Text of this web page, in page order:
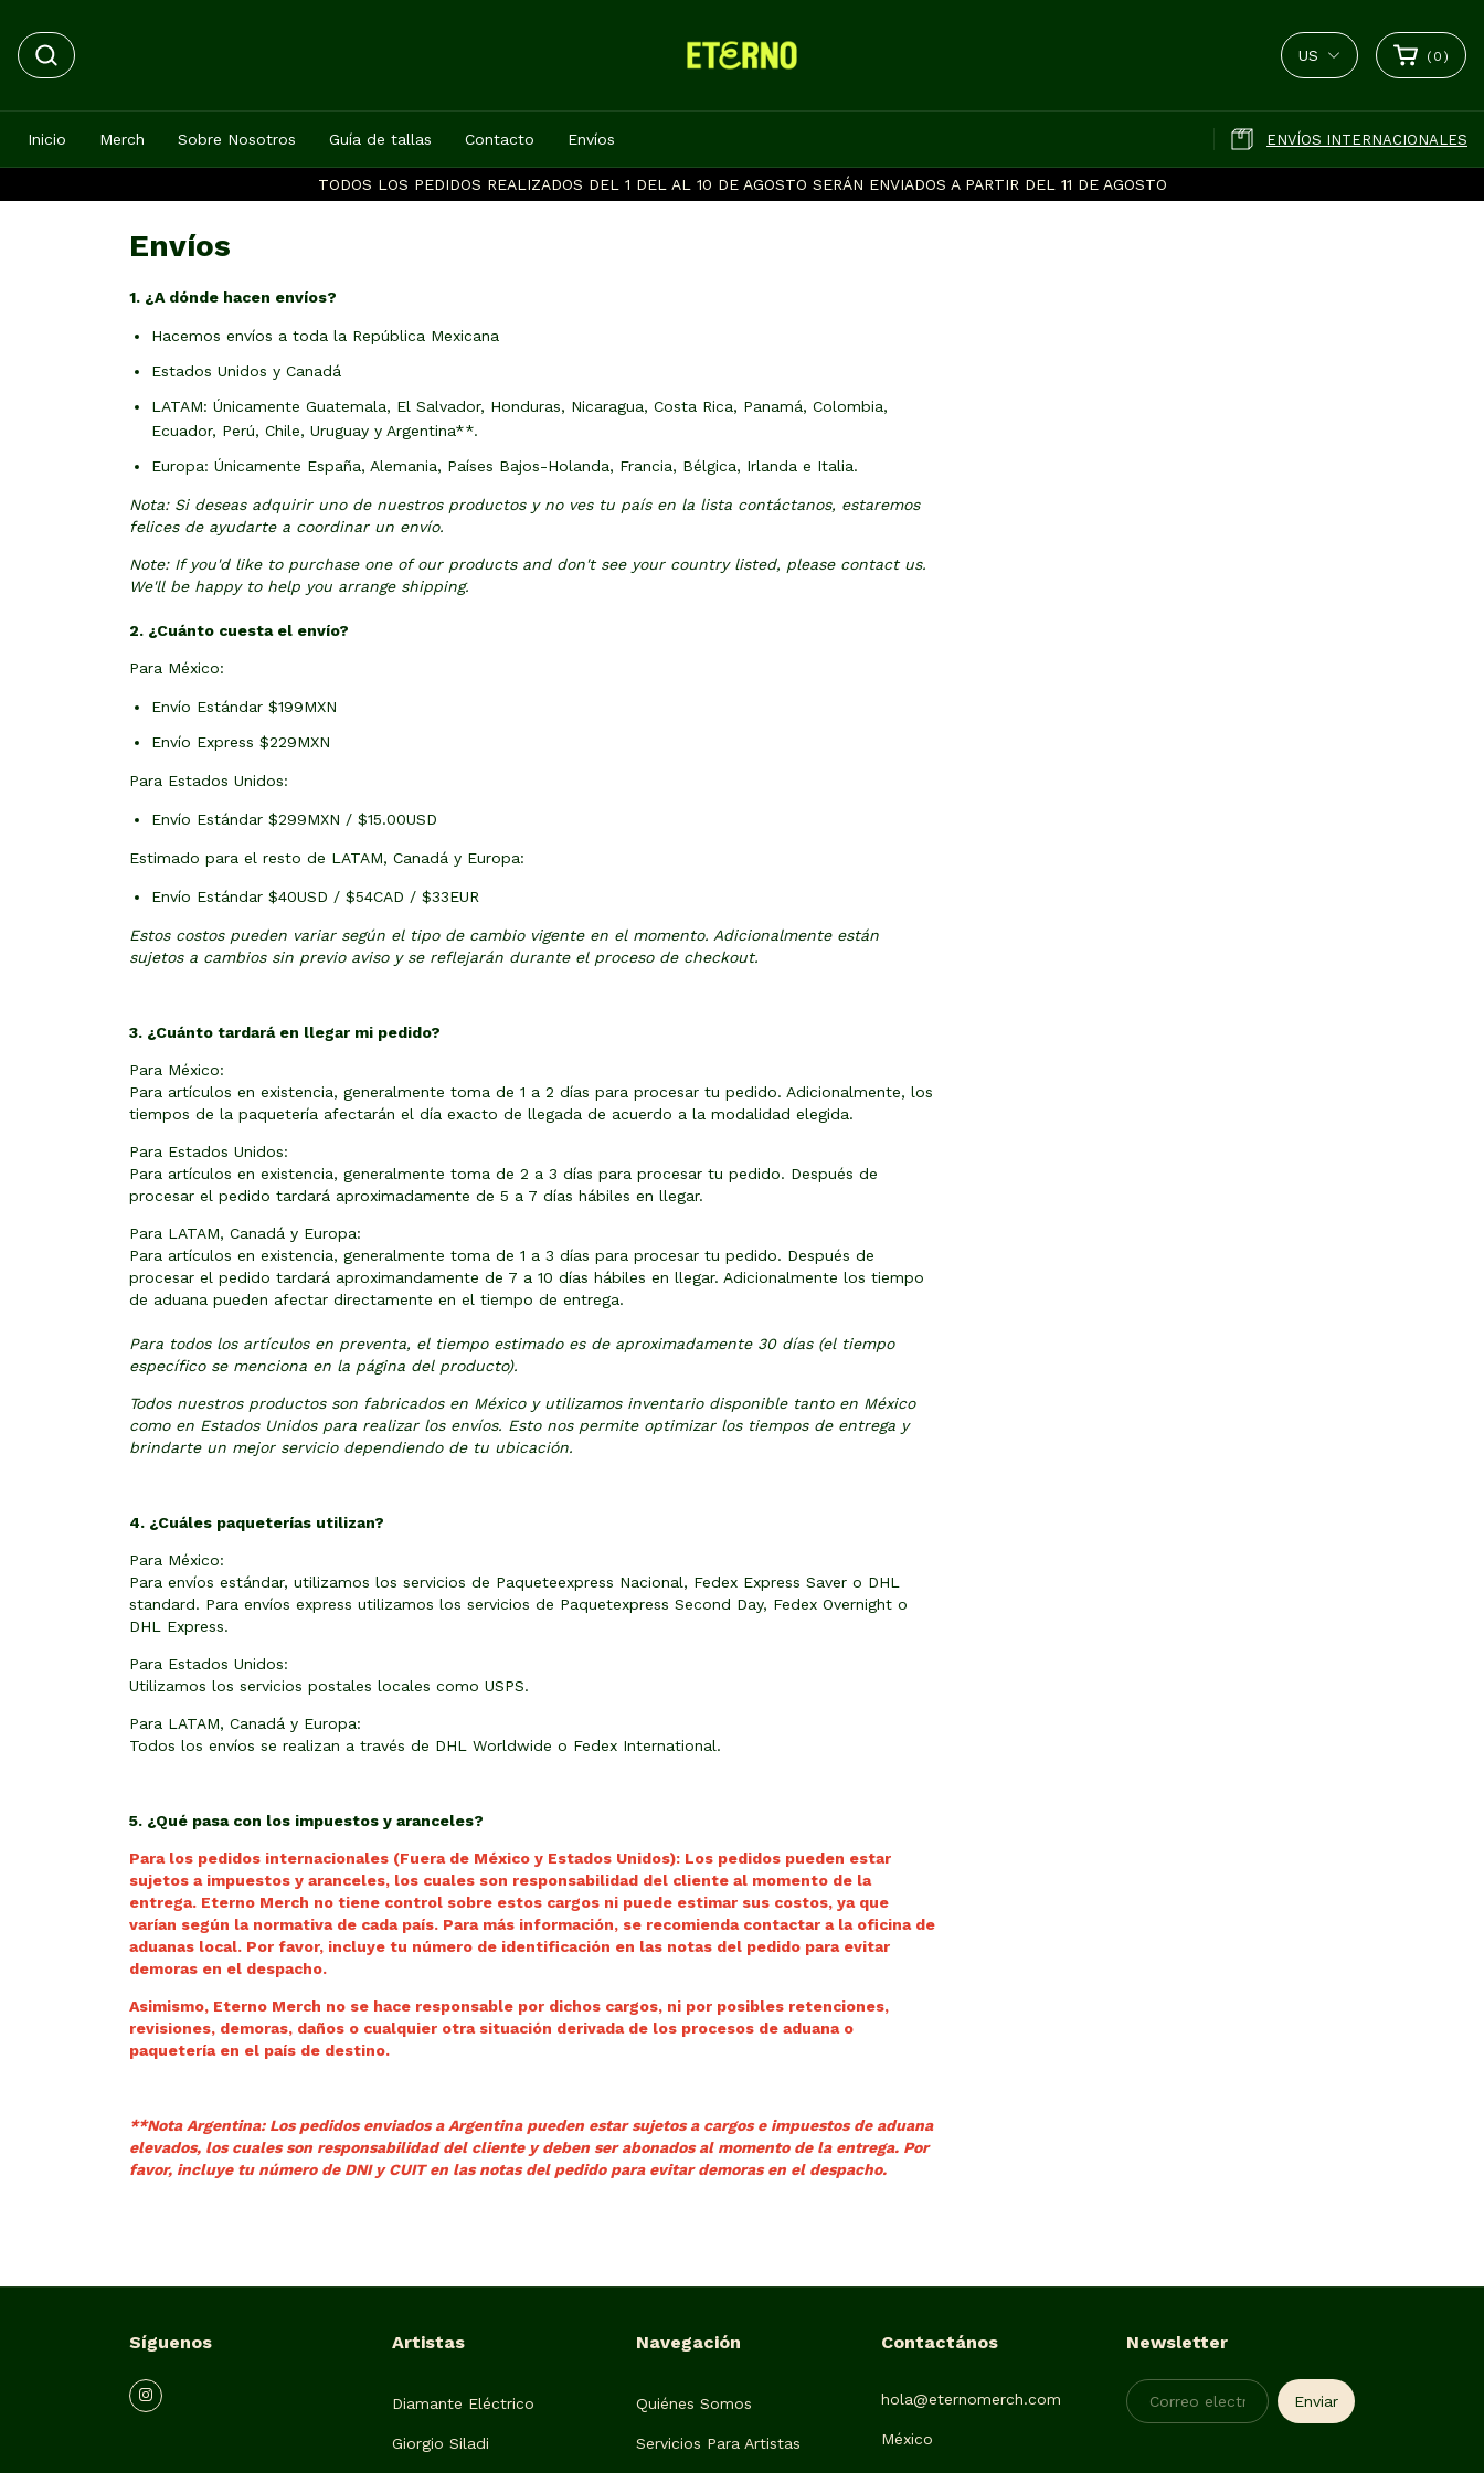
TODOS LOS PEDIDOS REALIZADOS DEL 1 DEL AL 10 DE AGOSTO SERÁN ENVIADOS A PARTIR DEL 11 DE AGOSTO
US ( 0 )
Inicio Merch Sobre Nosotros Guía de tallas Contacto Envíos ENVÍOS INTERNACIONALES
Envíos
1. ¿A dónde hacen envíos?
Hacemos envíos a toda la República Mexicana
Estados Unidos y Canadá
LATAM: Únicamente Guatemala, El Salvador, Honduras, Nicaragua, Costa Rica, Panamá, Colombia,
Ecuador, Perú, Chile, Uruguay y Argentina**.
Europa: Únicamente España, Alemania, Países Bajos-Holanda, Francia, Bélgica, Irlanda e Italia.
Nota: Si deseas adquirir uno de nuestros productos y no ves tu país en la lista contáctanos, estaremos
felices de ayudarte a coordinar un envío.
Note: If you'd like to purchase one of our products and don't see your country listed, please contact us.
We'll be happy to help you arrange shipping.
2. ¿Cuánto cuesta el envío?
Para México:
Envío Estándar $199MXN
Envío Express $229MXN
Para Estados Unidos:
Envío Estándar $299MXN / $15.00USD
Estimado para el resto de LATAM, Canadá y Europa:
Envío Estándar $40USD / $54CAD / $33EUR
Estos costos pueden variar según el tipo de cambio vigente en el momento. Adicionalmente están
sujetos a cambios sin previo aviso y se reflejarán durante el proceso de checkout.
3. ¿Cuánto tardará en llegar mi pedido?
Para México:
Para artículos en existencia, generalmente toma de 1 a 2 días para procesar tu pedido. Adicionalmente, los
tiempos de la paquetería afectarán el día exacto de llegada de acuerdo a la modalidad elegida.
Para Estados Unidos:
Para artículos en existencia, generalmente toma de 2 a 3 días para procesar tu pedido. Después de
procesar el pedido tardará aproximadamente de 5 a 7 días hábiles en llegar.
Para LATAM, Canadá y Europa:
Para artículos en existencia, generalmente toma de 1 a 3 días para procesar tu pedido. Después de
procesar el pedido tardará aproximandamente de 7 a 10 días hábiles en llegar. Adicionalmente los tiempo
de aduana pueden afectar directamente en el tiempo de entrega.
Para todos los artículos en preventa, el tiempo estimado es de aproximadamente 30 días (el tiempo
específico se menciona en la página del producto).
Todos nuestros productos son fabricados en México y utilizamos inventario disponible tanto en México
como en Estados Unidos para realizar los envíos. Esto nos permite optimizar los tiempos de entrega y
brindarte un mejor servicio dependiendo de tu ubicación.
4. ¿Cuáles paqueterías utilizan?
Para México:
Para envíos estándar, utilizamos los servicios de Paqueteexpress Nacional, Fedex Express Saver o DHL
standard. Para envíos express utilizamos los servicios de Paquetexpress Second Day, Fedex Overnight o
DHL Express.
Para Estados Unidos:
Utilizamos los servicios postales locales como USPS.
Para LATAM, Canadá y Europa:
Todos los envíos se realizan a través de DHL Worldwide o Fedex International.
5. ¿Qué pasa con los impuestos y aranceles?
Para los pedidos internacionales (Fuera de México y Estados Unidos): Los pedidos pueden estar
sujetos a impuestos y aranceles, los cuales son responsabilidad del cliente al momento de la
entrega. Eterno Merch no tiene control sobre estos cargos ni puede estimar sus costos, ya que
varían según la normativa de cada país. Para más información, se recomienda contactar a la oficina de
aduanas local. Por favor, incluye tu número de identificación en las notas del pedido para evitar
demoras en el despacho.
Asimismo, Eterno Merch no se hace responsable por dichos cargos, ni por posibles retenciones,
revisiones, demoras, daños o cualquier otra situación derivada de los procesos de aduana o
paquetería en el país de destino.
**Nota Argentina: Los pedidos enviados a Argentina pueden estar sujetos a cargos e impuestos de aduana
elevados, los cuales son responsabilidad del cliente y deben ser abonados al momento de la entrega. Por
favor, incluye tu número de DNI y CUIT en las notas del pedido para evitar demoras en el despacho.
Síguenos Artistas
Diamante Eléctrico
Giorgio Siladi
Navegación
Quiénes Somos
Servicios Para Artistas
Contactános
hola@eternomerch.com
México
Newsletter